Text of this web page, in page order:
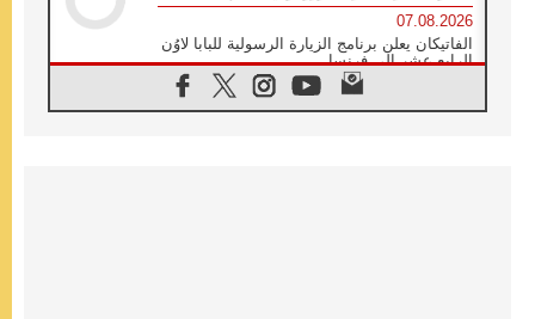
07.08.2026
الفاتيكان يعلن برنامج الزيارة الرسولية للبابا لاوُن
الرابع عشر إلى فرنسا
في الذكرى الـ ٨١ لحادثة هيروشيما الكنيسة في